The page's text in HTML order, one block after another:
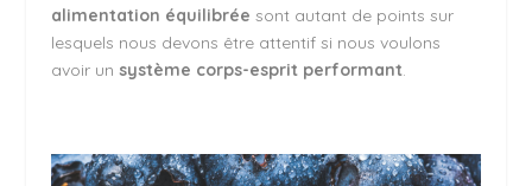
alimentation équilibrée sont autant de points sur
lesquels nous devons être attentif si nous voulons
avoir un système corps-esprit performant.